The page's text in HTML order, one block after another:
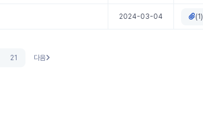
2024-03-04 (1)
21 다음
다음